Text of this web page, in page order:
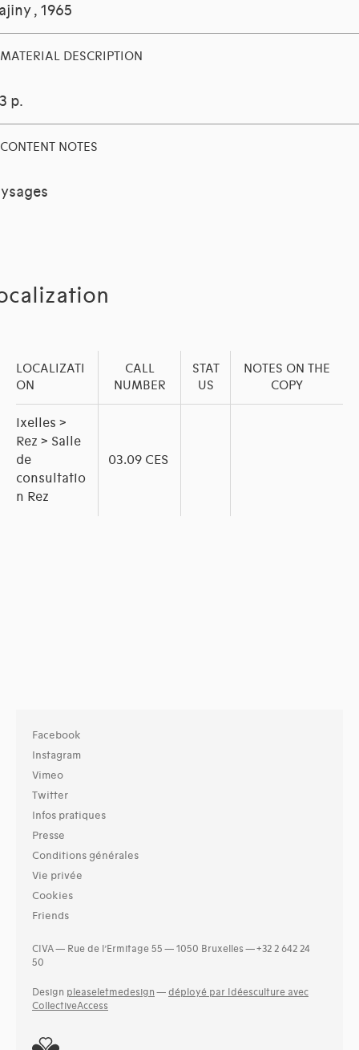
, 1965
MATERIAL DESCRIPTION
p.
CONTENT NOTES
LOCALIZATI
ON
CALL
NUMBER
STAT
US
NOTES ON THE
COPY
Ixelles >
Rez > Salle
de
consultatio
n Rez
03.09 CES
Facebook
Instagram
Vimeo
Twitter
Infos pratiques
Presse
Conditions générales
Vie privée
Cookies
Friends
CIVA — Rue de l’Ermitage 55 — 1050 Bruxelles — +32 2 642 24
50
Design pleaseletmedesign — déployé par Idéesculture avec
CollectiveAccess